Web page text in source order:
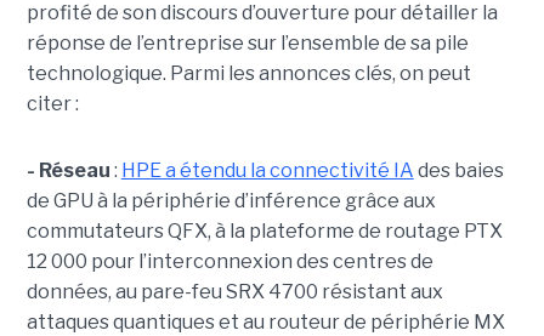
profité de son discours d’ouverture pour détailler la
réponse de l’entreprise sur l’ensemble de sa pile
technologique. Parmi les annonces clés, on peut
citer :
- Réseau : HPE a étendu la connectivité IA des baies
de GPU à la périphérie d’inférence grâce aux
commutateurs QFX, à la plateforme de routage PTX
12 000 pour l’interconnexion des centres de
données, au pare-feu SRX 4700 résistant aux
attaques quantiques et au routeur de périphérie MX